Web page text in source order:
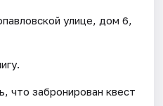
улице, дом 6,
что забронирован квест